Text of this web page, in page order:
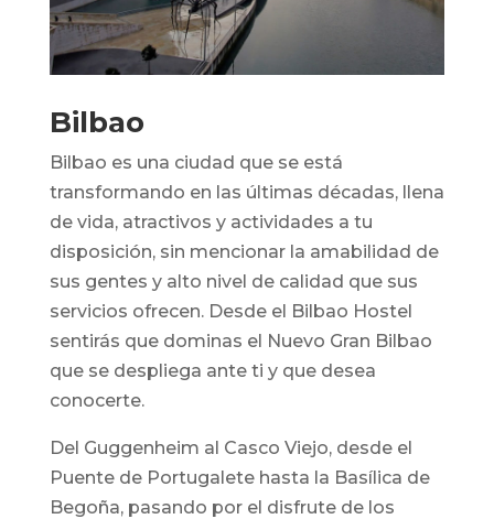
Bilbao
Bilbao es una ciudad que se está
transformando en las últimas décadas, llena
de vida, atractivos y actividades a tu
disposición, sin mencionar la amabilidad de
sus gentes y alto nivel de calidad que sus
servicios ofrecen. Desde el Bilbao Hostel
sentirás que dominas el Nuevo Gran Bilbao
que se despliega ante ti y que desea
conocerte.
Del Guggenheim al Casco Viejo, desde el
Puente de Portugalete hasta la Basílica de
Begoña, pasando por el disfrute de los